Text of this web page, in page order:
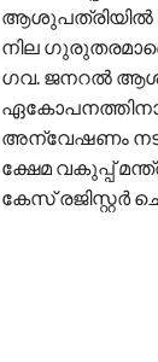
ആശുപത്രിയിൽ
നില
ഗവ. ജനറൽ
അന്വേഷണം
ക്ഷേമ വകുപ്പ്
കേസ് രജിസ്റ്റർ